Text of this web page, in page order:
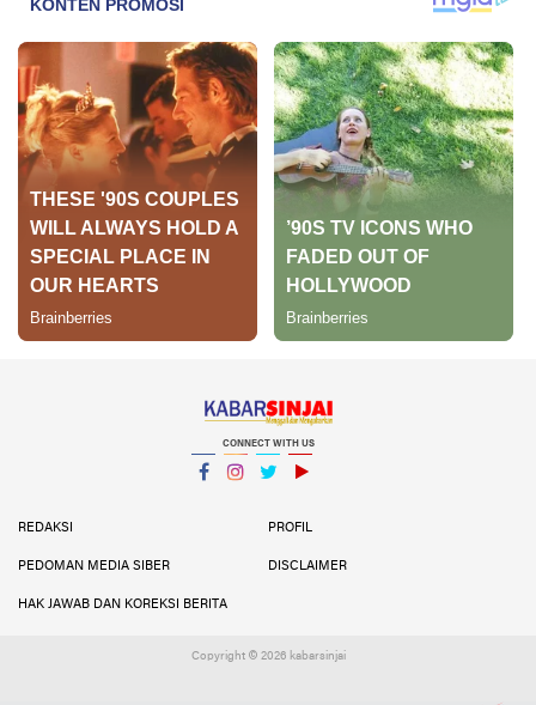
CONNECT WITH US
REDAKSI
PROFIL
PEDOMAN MEDIA SIBER DISCLAIMER
HAK JAWAB DAN KOREKSI BERITA
Copyright © 2026 kabarsinjai